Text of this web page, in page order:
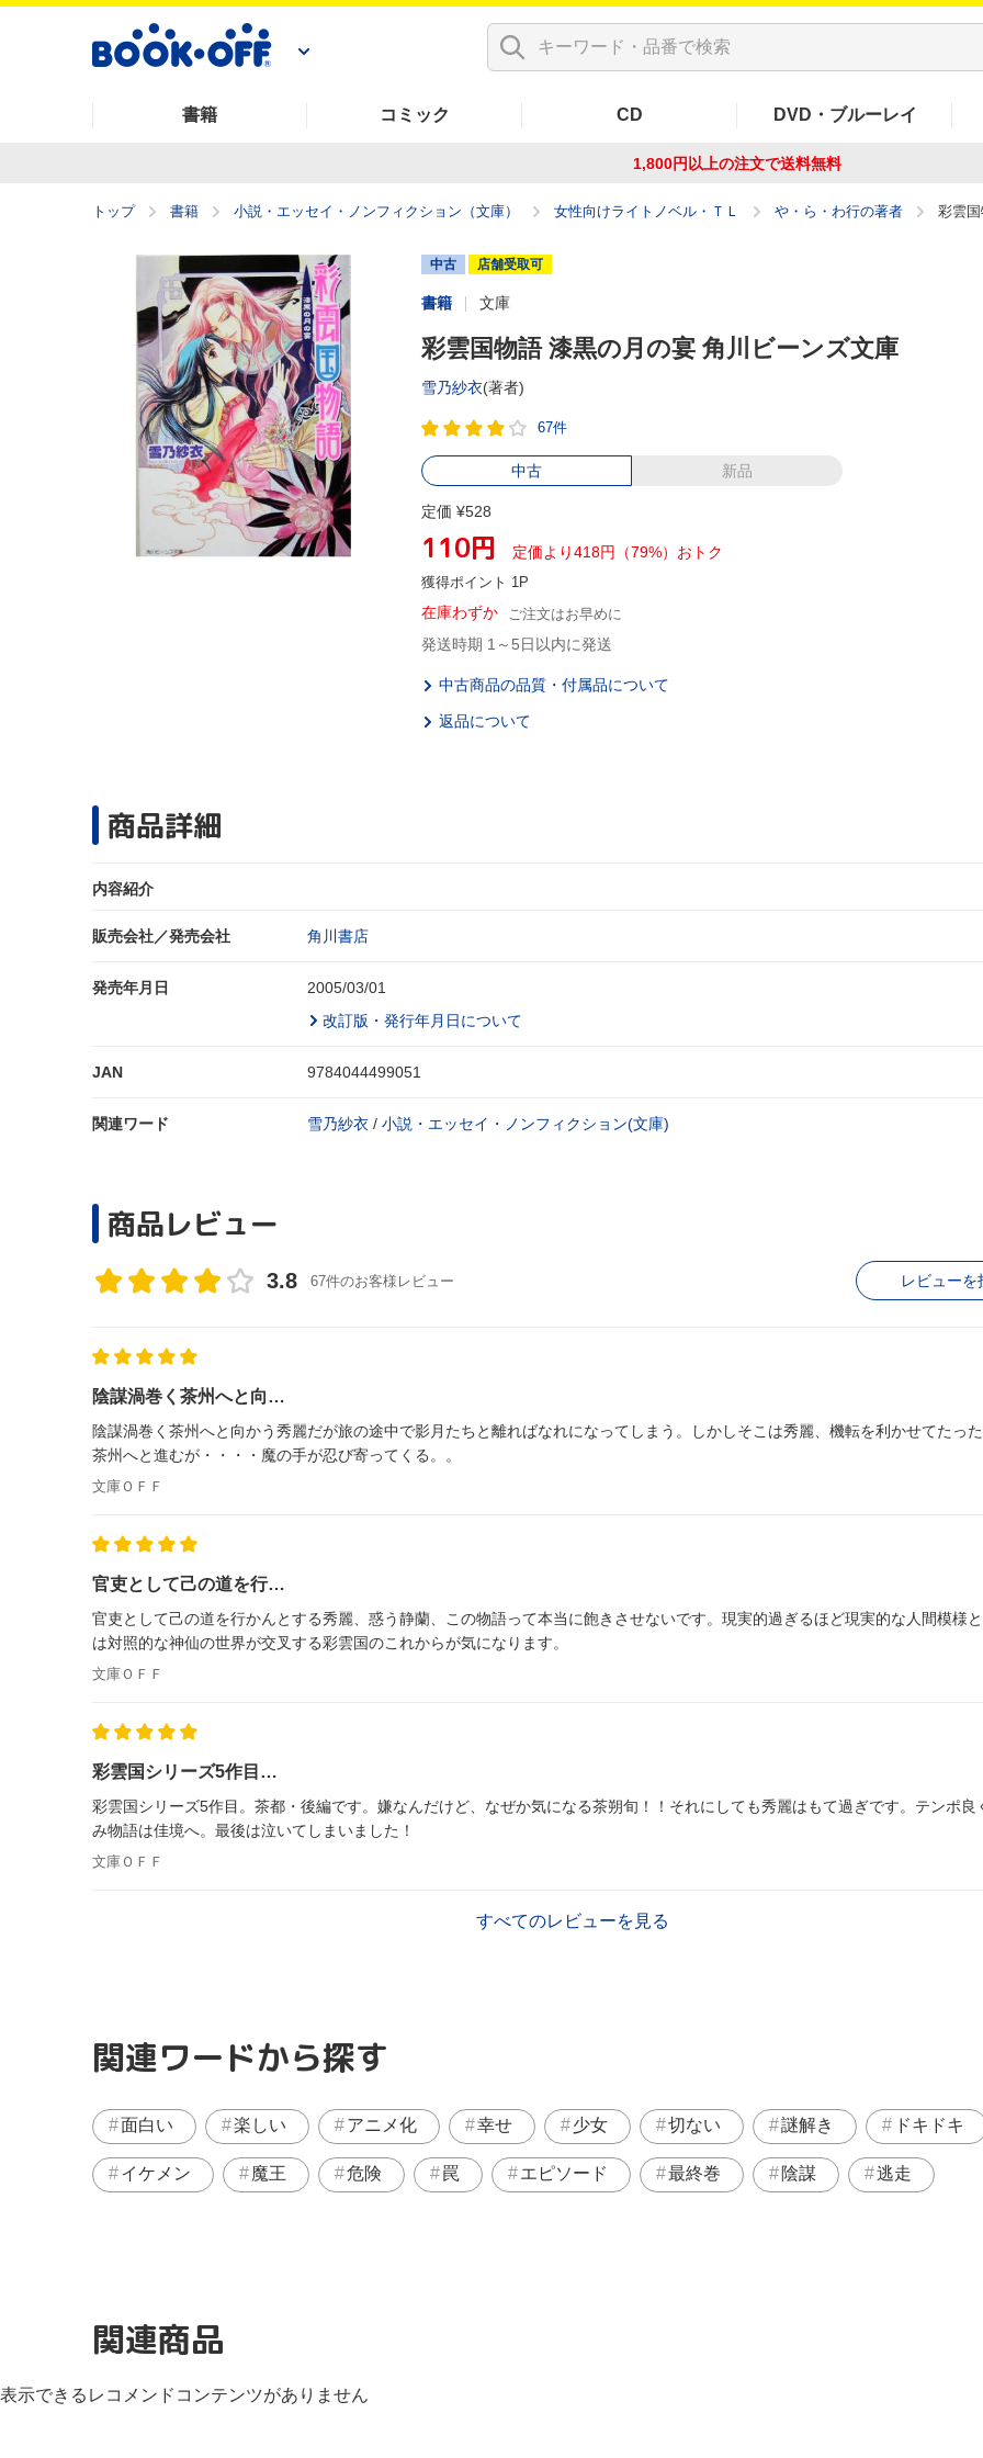
書籍 コミック CD DVD・ブルーレイ
1,800円以上の注文で送料無料
トップ 書籍 小説・エッセイ・ノンフィクション（文庫） 女性向けライトノベル・ＴＬ や・ら・わ行の著者 彩雲
中古 店舗受取可
書籍 文庫
彩雲国物語 漆黒の月の宴 角川ビーンズ文庫
雪乃紗衣(著者)
67件
中古 新品
定価 ¥528
110円 定価より418円（79%）おトク
獲得ポイント 1P
在庫わずか ご注文はお早めに
発送時期 1～5日以内に発送
中古商品の品質・付属品について
返品について
商品詳細
内容紹介
販売会社／発売会社 角川書店
発売年月日
2005/03/01
改訂版・発行年月日について
JAN 9784044499051
関連ワード 雪乃紗衣 / 小説・エッセイ・ノンフィクション(文庫)
商品レビュー
3.8 67件のお客様レビュー レビューを
陰謀渦巻く茶州へと向…
陰謀渦巻く茶州へと向かう秀麗だが旅の途中で影月たちと離ればなれになってしまう。しかしそこは秀麗、機転を利かせてたっ
茶州へと進むが・・・・魔の手が忍び寄ってくる。。
文庫ＯＦＦ
官吏として己の道を行…
官吏として己の道を行かんとする秀麗、惑う静蘭、この物語って本当に飽きさせないです。現実的過ぎるほど現実的な人間模様
は対照的な神仙の世界が交叉する彩雲国のこれからが気になります。
文庫ＯＦＦ
彩雲国シリーズ5作目…
彩雲国シリーズ5作目。茶都・後編です。嫌なんだけど、なぜか気になる茶朔旬！！それにしても秀麗はもて過ぎです。テンポ良
み物語は佳境へ。最後は泣いてしまいました！
文庫ＯＦＦ
すべてのレビューを見る
関連ワードから探す
面白い 楽しい アニメ化 幸せ 少女 切ない 謎解き ドキドキ
イケメン 魔王 危険 罠 エピソード 最終巻 陰謀 逃走
関連商品
表示できるレコメンドコンテンツがありません